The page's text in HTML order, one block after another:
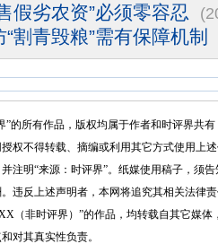
假劣农资”必须零容忍
割青毁粮”需有保障机制
所有作品，版权均属于作者和时评界共有
权不得转载、摘编或利用其它方式使用上
注明“来源：时评界”。纸媒使用稿子，须
违反上述声明者，本网将追究其相关法律
非时评界）”的作品，均转载自其它媒体
对其真实性负责。